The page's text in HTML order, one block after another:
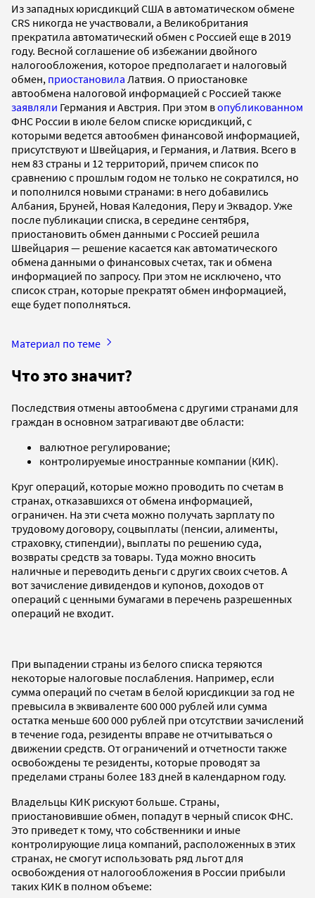
Из западных юрисдикций США в автоматическом обмене
CRS никогда не участвовали, а Великобритания
прекратила автоматический обмен с Россией еще в 2019
году. Весной соглашение об избежании двойного
налогообложения, которое предполагает и налоговый
обмен, приостановила Латвия. О приостановке
автообмена налоговой информацией с Россией также
заявляли Германия и Австрия. При этом вопубликованном
ФНС России в июле белом списке юрисдикций, с
которыми ведется автообмен финансовой информацией,
присутствуют и Швейцария, и Германия, и Латвия. Всего в
нем 83 страны и 12 территорий, причем список по
сравнению с прошлым годом не только не сократился, но
и пополнился новыми странами: в него добавились
Албания, Бруней, Новая Каледония, Перу и Эквадор. Уже
после публикации списка, в середине сентября,
приостановить обмен данными с Россией решила
Швейцария — решение касается как автоматического
обмена данными о финансовых счетах, так и обмена
информацией по запросу. При этом не исключено, что
список стран, которые прекратят обмен информацией,
еще будет пополняться.
Материал по теме
Что это значит?
Последствия отмены автообмена с другими странами для
граждан в основном затрагивают две области:
валютное регулирование;
контролируемые иностранные компании (КИК).
Круг операций, которые можно проводить по счетам в
странах, отказавшихся от обмена информацией,
ограничен. На эти счета можно получать зарплату по
трудовому договору, соцвыплаты (пенсии, алименты,
страховку, стипендии), выплаты по решению суда,
возвраты средств за товары. Туда можно вносить
наличные и переводить деньги с других своих счетов. А
вот зачисление дивидендов и купонов, доходов от
операций с ценными бумагами в перечень разрешенных
операций не входит.
При выпадении страны из белого списка теряются
некоторые налоговые послабления. Например, если
сумма операций по счетам в белой юрисдикции за год не
превысила в эквиваленте 600 000 рублей или сумма
остатка меньше 600 000 рублей при отсутствии зачислений
в течение года, резиденты вправе не отчитываться о
движении средств. От ограничений и отчетности также
освобождены те резиденты, которые проводят за
пределами страны более 183 дней в календарном году.
Владельцы КИК рискуют больше. Страны,
приостановившие обмен, попадут в черный список ФНС.
Это приведет к тому, что собственники и иные
контролирующие лица компаний, расположенных в этих
странах, не смогут использовать ряд льгот для
освобождения от налогообложения в России прибыли
таких КИК в полном объеме: